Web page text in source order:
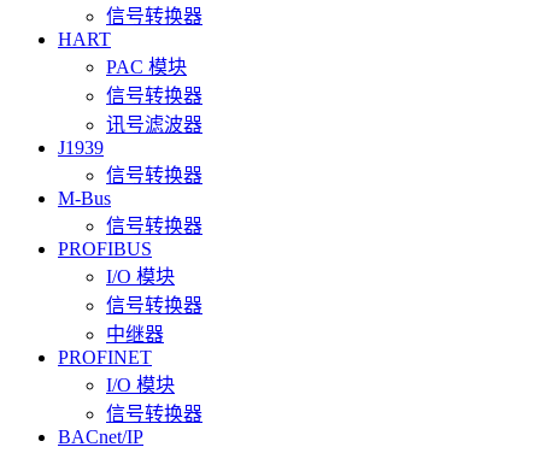
信号转换器
HART
PAC 模块
信号转换器
讯号滤波器
J1939
信号转换器
M-Bus
信号转换器
PROFIBUS
I/O 模块
信号转换器
中继器
PROFINET
I/O 模块
信号转换器
BACnet/IP